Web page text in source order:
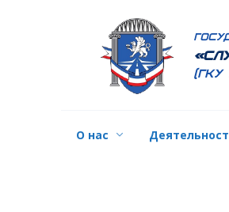
(ГКУ
О нас